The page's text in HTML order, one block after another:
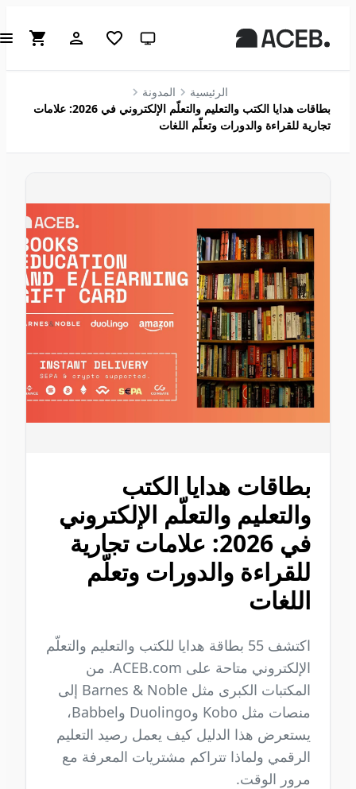
سمة النظام (انقر للفاتحة)
الرئيسية
المدونة
بطاقات هدايا الكتب والتعليم والتعلّم الإلكتروني في 2026: علامات
تجارية للقراءة والدورات وتعلّم اللغات
بطاقات هدايا الكتب
والتعليم والتعلّم الإلكتروني
في 2026: علامات تجارية
للقراءة والدورات وتعلّم
اللغات
اكتشف 55 بطاقة هدايا للكتب والتعليم والتعلّم
الإلكتروني متاحة على ACEB.com. من
المكتبات الكبرى مثل Barnes & Noble إلى
منصات مثل Kobo وDuolingo وBabbel،
يستعرض هذا الدليل كيف يعمل رصيد التعليم
الرقمي ولماذا تتراكم مشتريات المعرفة مع
مرور الوقت.